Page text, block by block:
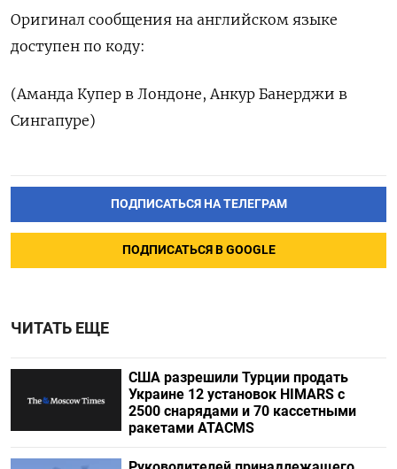
Оригинал сообщения на английском языке
доступен по коду:
(Аманда Купер в Лондоне, Анкур Банерджи в
Сингапуре)
ПОДПИСАТЬСЯ НА ТЕЛЕГРАМ
ПОДПИСАТЬСЯ В GOOGLE
ЧИТАТЬ ЕЩЕ
США разрешили Турции продать
Украине 12 установок HIMARS с
2500 снарядами и 70 кассетными
ракетами ATACMS